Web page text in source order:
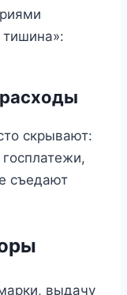
тишина»:
скрывают:
съедают
выдачу